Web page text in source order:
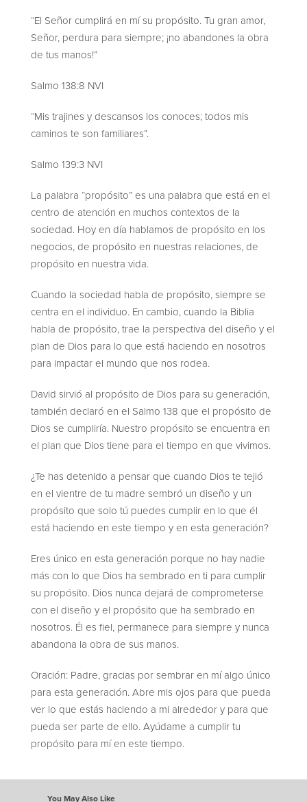
“El Señor cumplirá en mí su propósito. Tu gran amor,
Señor, perdura para siempre; ¡no abandones la obra
de tus manos!”
Salmo 138:8 NVI
“Mis trajines y descansos los conoces; todos mis
caminos te son familiares”.
Salmo 139:3 NVI
La palabra “propósito” es una palabra que está en el
centro de atención en muchos contextos de la
sociedad. Hoy en día hablamos de propósito en los
negocios, de propósito en nuestras relaciones, de
propósito en nuestra vida.
Cuando la sociedad habla de propósito, siempre se
centra en el individuo. En cambio, cuando la Biblia
habla de propósito, trae la perspectiva del diseño y el
plan de Dios para lo que está haciendo en nosotros
para impactar el mundo que nos rodea.
David sirvió al propósito de Dios para su generación,
también declaró en el Salmo 138 que el propósito de
Dios se cumpliría. Nuestro propósito se encuentra en
el plan que Dios tiene para el tiempo en que vivimos.
¿Te has detenido a pensar que cuando Dios te tejió
en el vientre de tu madre sembró un diseño y un
propósito que solo tú puedes cumplir en lo que él
está haciendo en este tiempo y en esta generación?
Eres único en esta generación porque no hay nadie
más con lo que Dios ha sembrado en ti para cumplir
su propósito. Dios nunca dejará de comprometerse
con el diseño y el propósito que ha sembrado en
nosotros. Él es fiel, permanece para siempre y nunca
abandona la obra de sus manos.
Oración: Padre, gracias por sembrar en mí algo único
para esta generación. Abre mis ojos para que pueda
ver lo que estás haciendo a mi alrededor y para que
pueda ser parte de ello. Ayúdame a cumplir tu
propósito para mí en este tiempo.
You May Also Like